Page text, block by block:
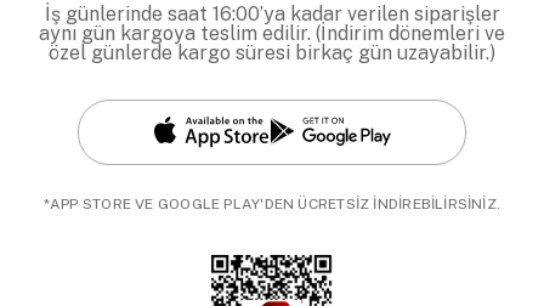
İş günlerinde saat 16:00’ya kadar verilen siparişler
aynı gün kargoya teslim edilir. (İndirim dönemleri ve
özel günlerde kargo süresi birkaç gün uzayabilir.)
*APP STORE VE GOOGLE PLAY'DEN ÜCRETSİZ İNDİREBİLİRSİNİZ.